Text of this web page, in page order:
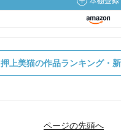
押上美猫の作品ランキング・
ページの先頭へ